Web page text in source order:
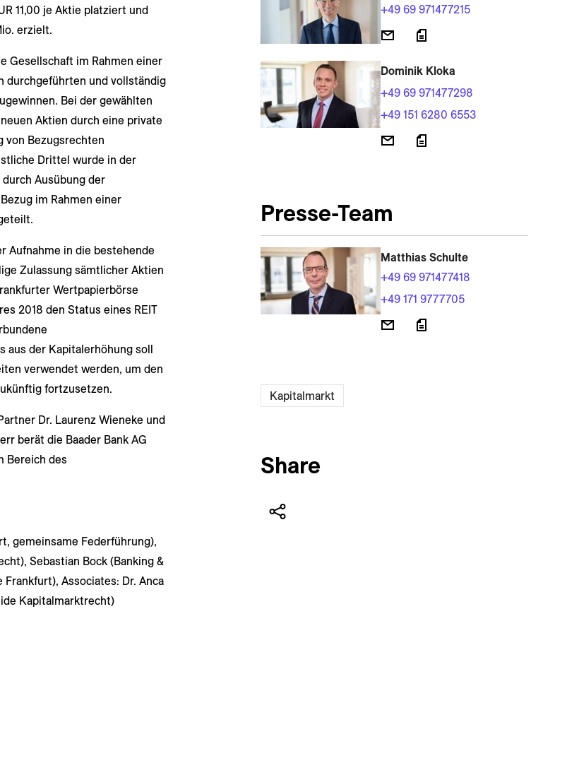
11,00 je Aktie platziert und
erzielt.
Gesellschaft im Rahmen einer
durchgeführten und vollständig
Bei der gewählten
Aktien durch eine private
von Bezugsrechten
Drittel wurde in der
Ausübung der
im Rahmen einer
Aufnahme in die bestehende
Zulassung sämtlicher Aktien
Wertpapierbörse
2018 den Status eines REIT
aus der Kapitalerhöhung soll
verwendet werden, um den
fortzusetzen.
Dr. Laurenz Wieneke und
berät die Baader Bank AG
Bereich des
gemeinsame Federführung),
Sebastian Bock (Banking &
Associates: Dr. Anca
Kapitalmarktrecht)
+49 69 971477215
Dominik Kloka
+49 69 971477298
+49 151 6280 6553
Presse-Team
Matthias Schulte
+49 69 971477418
+49 171 9777705
Kapitalmarkt
Share